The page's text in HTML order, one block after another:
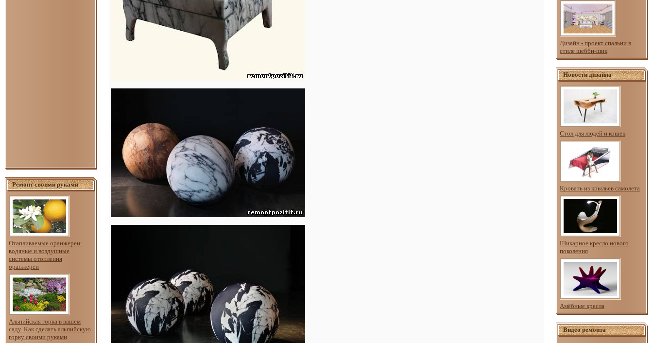
Ремонт своими руками
Отапливаемые оранжереи:
водяные и воздушные
системы отопления
оранжереи
Альпийская горка в вашем
саду. Как сделать альпийскую
горку своими руками
Дизайн - проект спальни в
стиле шебби-шик
Новости дизайна
Стол для людей и кошек
Кровать из крыльев самолета
Шикарное кресло нового
поколения
Амёбные кресла
Видео ремонта